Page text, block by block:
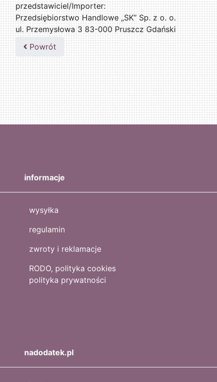
przedstawiciel/Importer:
Przedsiębiorstwo Handlowe „SK” Sp. z o. o.
ul. Przemysłowa 3 83-000 Pruszcz Gdański
509076255
Powrót
informacje
wysyłka
regulamin
zwroty i reklamacje
RODO, polityka cookies
polityka prywatności
nadodatek.pl